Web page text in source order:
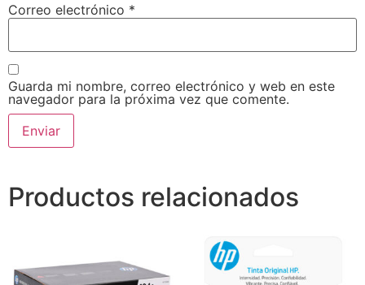
Correo electrónico *
Guarda mi nombre, correo electrónico y web en este
navegador para la próxima vez que comente.
Productos relacionados